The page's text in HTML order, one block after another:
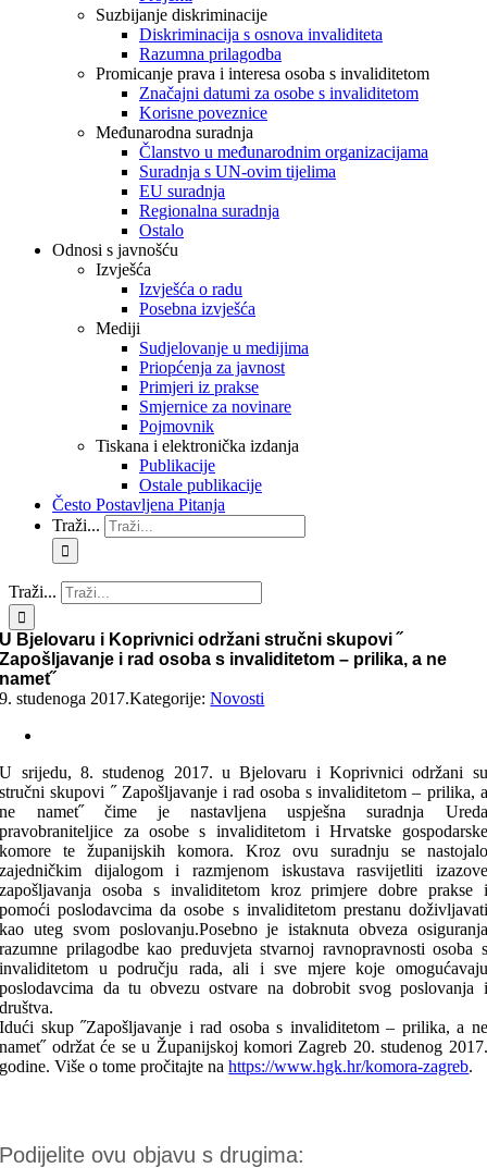
Suzbijanje diskriminacije
Diskriminacija s osnova invaliditeta
Razumna prilagodba
Promicanje prava i interesa osoba s invaliditetom
Značajni datumi za osobe s invaliditetom
Korisne poveznice
Međunarodna suradnja
Članstvo u međunarodnim organizacijama
Suradnja s UN-ovim tijelima
EU suradnja
Regionalna suradnja
Ostalo
Odnosi s javnošću
Izvješća
Izvješća o radu
Posebna izvješća
Mediji
Sudjelovanje u medijima
Priopćenja za javnost
Primjeri iz prakse
Smjernice za novinare
Pojmovnik
Tiskana i elektronička izdanja
Publikacije
Ostale publikacije
Često Postavljena Pitanja
Traži...
Traži...
U Bjelovaru i Koprivnici održani stručni skupovi ˝
Zapošljavanje i rad osoba s invaliditetom – prilika, a ne
namet˝
9. studenoga 2017.Kategorije:Novosti
U srijedu, 8. studenog 2017. u Bjelovaru i Koprivnici održani su
stručni skupovi ˝ Zapošljavanje i rad osoba s invaliditetom – prilika, a
ne namet˝ čime je nastavljena uspješna suradnja Ureda
pravobraniteljice za osobe s invaliditetom i Hrvatske gospodarske
komore te županijskih komora. Kroz ovu suradnju se nastojalo
zajedničkim dijalogom i razmjenom iskustava rasvijetliti izazove
zapošljavanja osoba s invaliditetom kroz primjere dobre prakse i
pomoći poslodavcima da osobe s invaliditetom prestanu doživljavati
kao uteg svom poslovanju.Posebno je istaknuta obveza osiguranja
razumne prilagodbe kao preduvjeta stvarnoj ravnopravnosti osoba s
invaliditetom u području rada, ali i sve mjere koje omogućavaju
poslodavcima da tu obvezu ostvare na dobrobit svog poslovanja i
društva.
Idući skup ˝Zapošljavanje i rad osoba s invaliditetom – prilika, a ne
namet˝ održat će se u Županijskoj komori Zagreb 20. studenog 2017.
godine. Više o tome pročitajte nahttps://www.hgk.hr/komora-zagreb.
Podijelite ovu objavu s drugima: